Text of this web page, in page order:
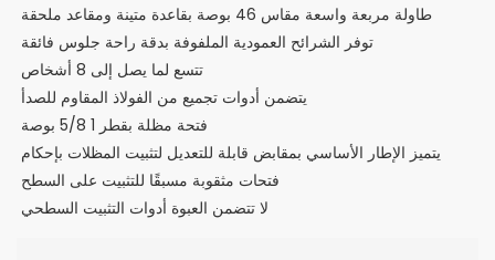
طاولة مربعة واسعة مقاس 46 بوصة بقاعدة متينة ومقاعد ملحقة
توفر الشرائح العمودية الملفوفة بدقة راحة جلوس فائقة
تتسع لما يصل إلى 8 أشخاص
يتضمن أدوات تجميع من الفولاذ المقاوم للصدأ
فتحة مظلة بقطر 1 5/8 بوصة
يتميز الإطار الأساسي بمقابض قابلة للتعديل لتثبيت المظلات بإحكام
فتحات مثقوبة مسبقًا للتثبيت على السطح
لا تتضمن العبوة أدوات التثبيت السطحي